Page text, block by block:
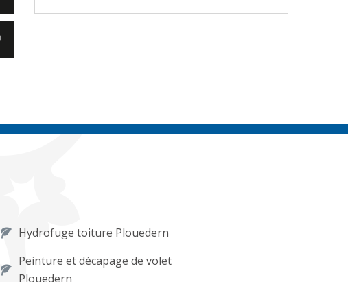
Hydrofuge toiture Plouedern
Peinture et décapage de volet
Plouedern